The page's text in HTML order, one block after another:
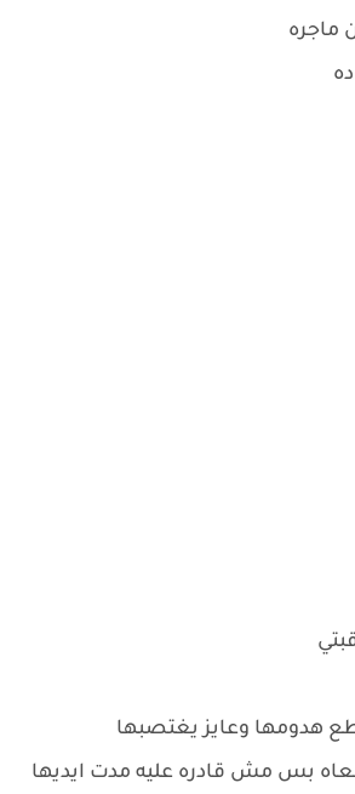
ماجره
هدومها وعايز يغتصبها
بس مش قادره عليه مدت ايديها